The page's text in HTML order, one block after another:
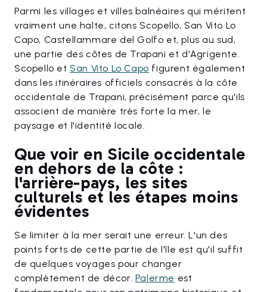
Parmi les villages et villes balnéaires qui méritent
vraiment une halte, citons Scopello, San Vito Lo
Capo, Castellammare del Golfo et, plus au sud,
une partie des côtes de Trapani et d'Agrigente.
Scopello et San Vito Lo Capo figurent également
dans les itinéraires officiels consacrés à la côte
occidentale de Trapani, précisément parce qu'ils
associent de manière très forte la mer, le
paysage et l'identité locale.
Que voir en Sicile occidentale
en dehors de la côte :
l'arrière-pays, les sites
culturels et les étapes moins
évidentes
Se limiter à la mer serait une erreur. L'un des
points forts de cette partie de l'île est qu'il suffit
de quelques voyages pour changer
complètement de décor. Palerme est